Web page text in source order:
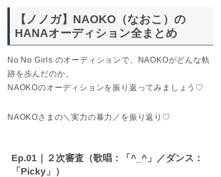
【ノノガ】NAOKO（なおこ）の
HANAオーディション全まとめ
No No Girls のオーディションで、NAOKOがどんな軌
跡を歩んだのか。
NAOKOのオーディションを振り返ってみましょう♡
NAOKOさまの＼実力の暴力／を振り返り♡
Ep.01｜２次審査（歌唱：「^_^」／ダンス：
「Picky」）